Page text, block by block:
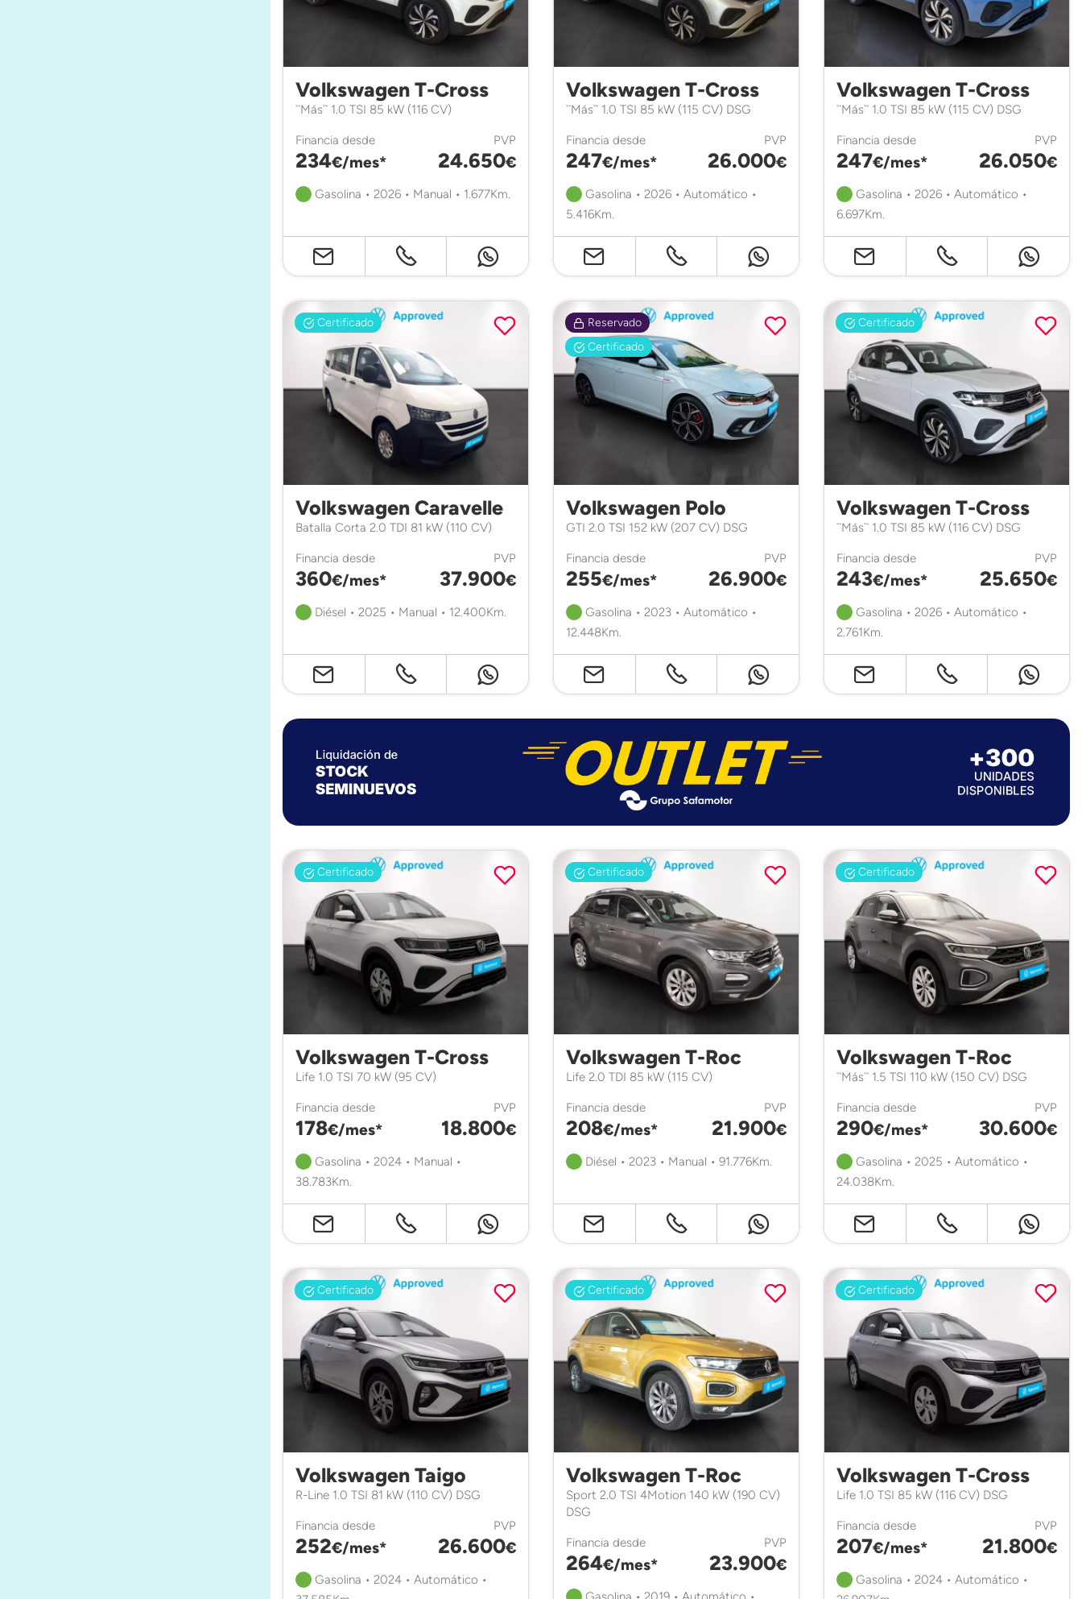
Volkswagen T-Cross
``Más`` 1.0 TSI 85 kW (116 CV)
Financia desde
234€/mes*
PVP
24.650€
Gasolina • 2026 • Manual • 1.677Km.
Volkswagen T-Cross
``Más`` 1.0 TSI 85 kW (115 CV) DSG
Financia desde
247€/mes*
PVP
26.000€
Gasolina • 2026 • Automático •
5.416Km.
Volkswagen T-Cross
``Más`` 1.0 TSI 85 kW (115 CV) DSG
Financia desde
247€/mes*
PVP
26.050€
Gasolina • 2026 • Automático •
6.697Km.
Certificado
Volkswagen Caravelle
Batalla Corta 2.0 TDI 81 kW (110 CV)
Financia desde
360€/mes*
PVP
37.900€
Diésel • 2025 • Manual • 12.400Km.
Reservado
Certificado
Volkswagen Polo
GTI 2.0 TSI 152 kW (207 CV) DSG
Financia desde
255€/mes*
PVP
26.900€
Gasolina • 2023 • Automático •
12.448Km.
Certificado
Volkswagen T-Cross
``Más`` 1.0 TSI 85 kW (116 CV) DSG
Financia desde
243€/mes*
PVP
25.650€
Gasolina • 2026 • Automático •
2.761Km.
Certificado
Volkswagen T-Cross
Life 1.0 TSI 70 kW (95 CV)
Financia desde
178€/mes*
PVP
18.800€
Gasolina • 2024 • Manual •
38.783Km.
Certificado
Volkswagen T-Roc
Life 2.0 TDI 85 kW (115 CV)
Financia desde
208€/mes*
PVP
21.900€
Diésel • 2023 • Manual • 91.776Km.
Certificado
Volkswagen T-Roc
``Más`` 1.5 TSI 110 kW (150 CV) DSG
Financia desde
290€/mes*
PVP
30.600€
Gasolina • 2025 • Automático •
24.038Km.
Certificado
Volkswagen Taigo
R-Line 1.0 TSI 81 kW (110 CV) DSG
Financia desde
252€/mes*
PVP
26.600€
Gasolina • 2024 • Automático •
Certificado
Volkswagen T-Roc
Sport 2.0 TSI 4Motion 140 kW (190 CV)
DSG
Financia desde
264€/mes*
PVP
23.900€
Certificado
Volkswagen T-Cross
Life 1.0 TSI 85 kW (116 CV) DSG
Financia desde
207€/mes*
PVP
21.800€
Gasolina • 2024 • Automático •